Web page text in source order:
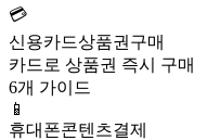
💳
신용카드상품권구매
카드로 상품권 즉시 구매
6개 가이드
📱
휴대폰콘텐츠결제